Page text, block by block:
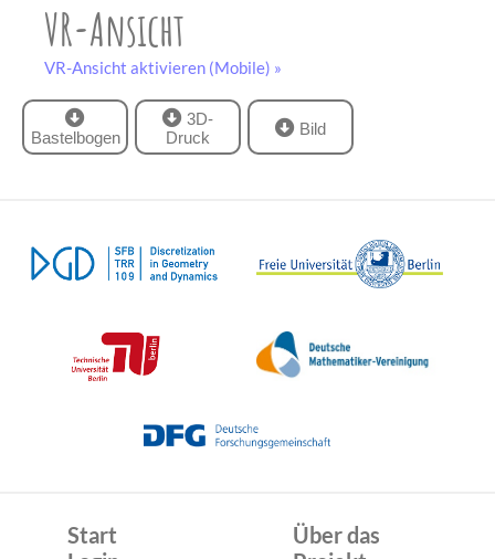
VR-Ansicht
VR-Ansicht aktivieren (Mobile) »
Bastelbogen
3D-
Druck
Bild
Start
Über das